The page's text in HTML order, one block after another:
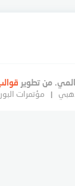
مؤتمرات